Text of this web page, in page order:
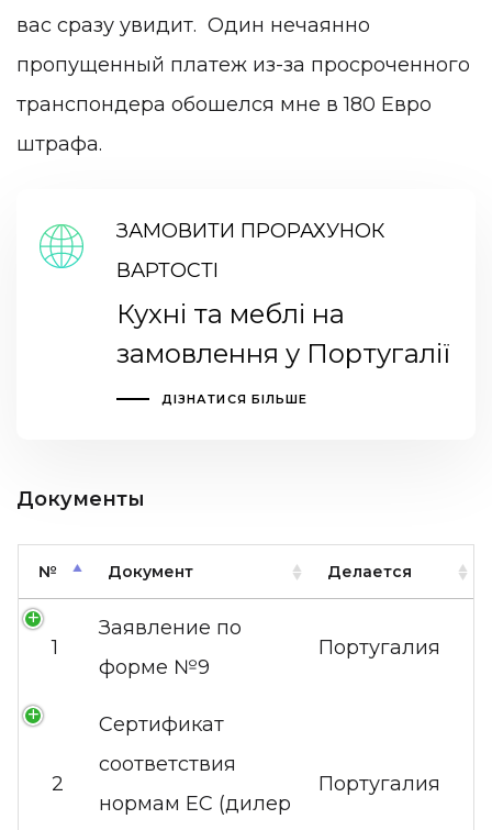
вас сразу увидит. Один нечаянно
пропущенный платеж из-за просроченного
транспондера обошелся мне в 180 Евро
штрафа.
ЗАМОВИТИ ПРОРАХУНОК
ВАРТОСТІ
Кухні та меблі на
замовлення у Португалії
ДІЗНАТИСЯ БІЛЬШЕ
Документы
№ Документ Делается
1
Заявление по
форме №9
Португалия
2
Сертификат
соответствия
нормам EC (дилер
Португалия